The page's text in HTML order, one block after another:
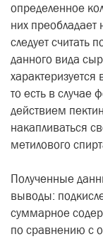
определенное
них
следует считать
данного вида
то есть в случае
действием
накапливаться
метилового
Полученные
выводы:
суммарное
по сравнению с